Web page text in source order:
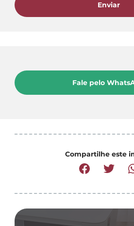
Enviar
Fale pelo
Compartilhe este